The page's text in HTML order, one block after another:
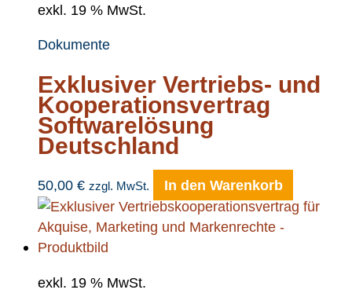
exkl. 19 % MwSt.
Dokumente
Exklusiver Vertriebs- und
Kooperationsvertrag
Softwarelösung
Deutschland
50,00 € zzgl. MwSt. In den Warenkorb
exkl. 19 % MwSt.